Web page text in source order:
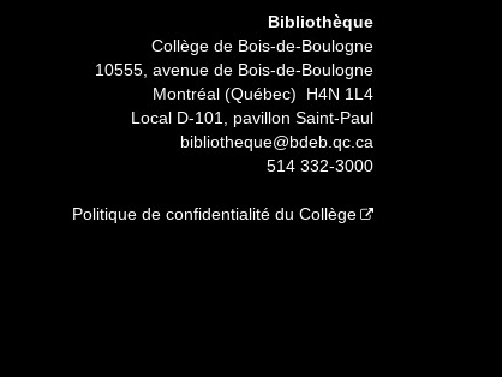
Bibliothèque
Collège de Bois-de-Boulogne
10555, avenue de Bois-de-Boulogne
Montréal (Québec) H4N 1L4
Local D-101, pavillon Saint-Paul
bibliotheque@bdeb.qc.ca
514 332-3000
Politique de confidentialité du Collège